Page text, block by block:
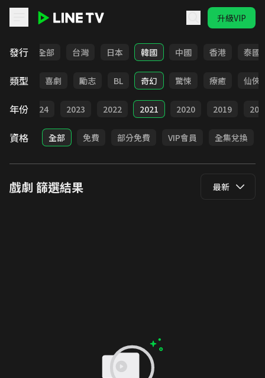
升級VIP
發行 全部 台灣 日本 韓國 中國 香港 泰國
類型
懸疑 喜劇 勵志 BL 奇幻 驚悚 療癒 仙俠
年份 2024 2023 2022 2021 2020 2019
資格 全部 免費 部分免費 VIP會員 全集兌換
戲劇 篩選結果 最新